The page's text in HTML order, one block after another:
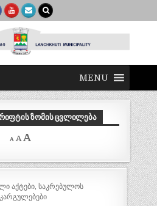
MENU
ᲖᲝᲛᲘᲡ ᲪᲕᲚᲘᲚᲔᲑᲐ
A
Decrease
font
A Reset
A
size.
ᲐᲥᲢᲔᲑᲘ,ᲡᲐᲙᲠᲔᲑᲣᲚᲝᲡ